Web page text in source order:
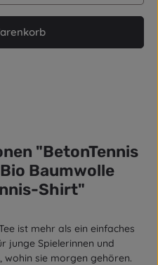
"BetonTennis
Baumwolle
Shirt"
ist mehr als ein einfaches
junge Spielerinnen und
wohin sie morgen gehören.